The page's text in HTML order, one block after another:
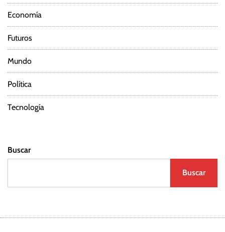
Economía
Futuros
Mundo
Política
Tecnología
Buscar
Buscar